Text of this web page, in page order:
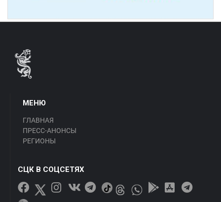
МЕНЮ
ГЛАВНАЯ
ПРЕСС-АНОНСЫ
РЕГИОНЫ
СЦК В СОЦСЕТЯХ